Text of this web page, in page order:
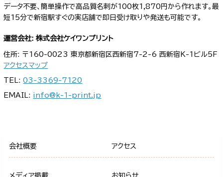
データ不要、簡単操作で高品質名刺が100枚1,870円から作れます。最
短15分で新宿駅すぐの実店舗で即日受け取りや発送も可能です。
運営会社: 株式会社ケイワンプリント
住所: 〒160-0023 東京都新宿区西新宿7-2-6 西新宿K-1ビル5F
アクセスマップ
TEL:03-3369-7120
EMAIL: info@k-1-print.jp
会社概要 アクセス
メディア掲載 お知らせ